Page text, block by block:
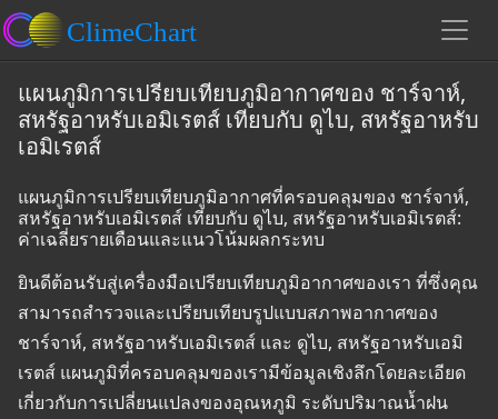
แผนภูมิการเปรียบเทียบภูมิอากาศของ ชาร์จาห์,
สหรัฐอาหรับเอมิเรตส์ เทียบกับ ดูไบ, สหรัฐอาหรับ
เอมิเรตส์
แผนภูมิการเปรียบเทียบภูมิอากาศที่ครอบคลุมของ ชาร์จาห์,
สหรัฐอาหรับเอมิเรตส์ เทียบกับ ดูไบ, สหรัฐอาหรับเอมิเรตส์:
ค่าเฉลี่ยรายเดือนและแนวโน้มผลกระทบ
ยินดีต้อนรับสู่เครื่องมือเปรียบเทียบภูมิอากาศของเรา ที่ซึ่งคุณ
สามารถสำรวจและเปรียบเทียบรูปแบบสภาพอากาศของ
ชาร์จาห์, สหรัฐอาหรับเอมิเรตส์ และ ดูไบ, สหรัฐอาหรับเอมิ
เรตส์ แผนภูมิที่ครอบคลุมของเรามีข้อมูลเชิงลึกโดยละเอียด
เกี่ยวกับการเปลี่ยนแปลงของอุณหภูมิ ระดับปริมาณน้ำฝน